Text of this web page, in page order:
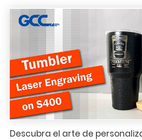
Descubra el arte de